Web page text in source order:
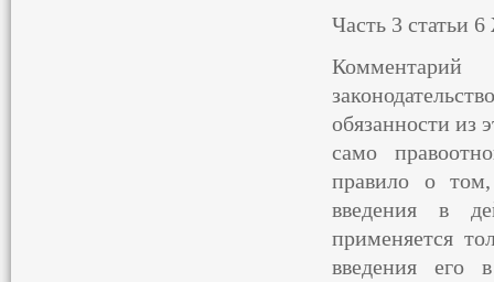
Часть 3 статьи
Комментарий
обязанности из
само
правило о
введения в
применяется
введения его